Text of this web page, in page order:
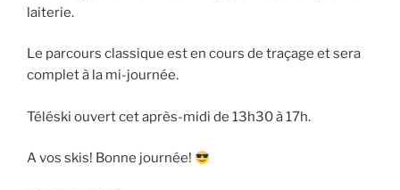
laiterie.
Le parcours classique est en cours de traçage et sera
complet à la mi-journée.
Téléski ouvert cet après-midi de 13h30 à 17h.
A vos skis! Bonne journée!